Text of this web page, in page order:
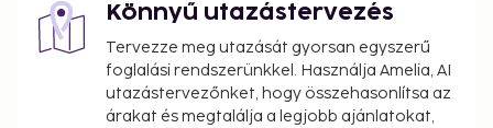
Könnyű utazástervezés
Tervezze meg utazását gyorsan egyszerű
foglalási rendszerünkkel. Használja Amelia, AI
utazástervezőnket, hogy összehasonlítsa az
árakat és megtalálja a legjobb ajánlatokat,